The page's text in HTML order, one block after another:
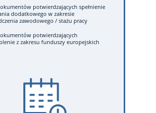
potwierdzających spełnienie
dodatkowego w zakresie
zawodowego / stażu pracy
potwierdzających
z zakresu funduszy europejskich